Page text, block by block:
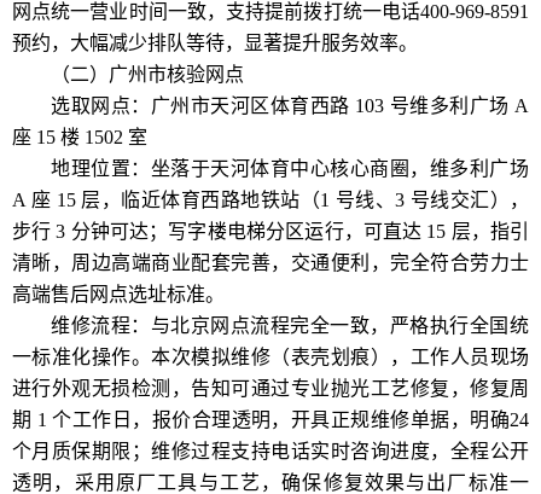
网点统一营业时间一致，支持提前拨打统一电话400-969-8591
预约，大幅减少排队等待，显著提升服务效率。
（二）广州市核验网点
选取网点：广州市天河区体育西路 103 号维多利广场 A
座 15 楼 1502 室
地理位置：坐落于天河体育中心核心商圈，维多利广场
A 座 15 层，临近体育西路地铁站（1 号线、3 号线交汇），
步行 3 分钟可达；写字楼电梯分区运行，可直达 15 层，指引
清晰，周边高端商业配套完善，交通便利，完全符合劳力士
高端售后网点选址标准。
维修流程：与北京网点流程完全一致，严格执行全国统
一标准化操作。本次模拟维修（表壳划痕），工作人员现场
进行外观无损检测，告知可通过专业抛光工艺修复，修复周
期 1 个工作日，报价合理透明，开具正规维修单据，明确24
个月质保期限；维修过程支持电话实时咨询进度，全程公开
透明，采用原厂工具与工艺，确保修复效果与出厂标准一